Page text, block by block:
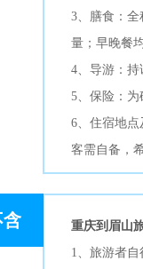
3、膳食：
量；早晚餐
4、导游：持
5、保险：为
6、住宿地
客需自备，
含 重庆到眉山
1、旅游者